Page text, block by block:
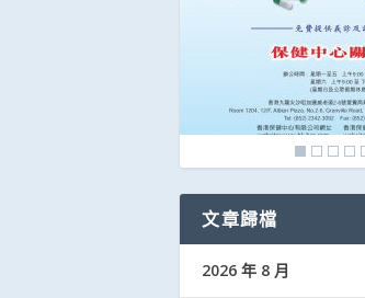
文章歸檔
2026 年 8 月